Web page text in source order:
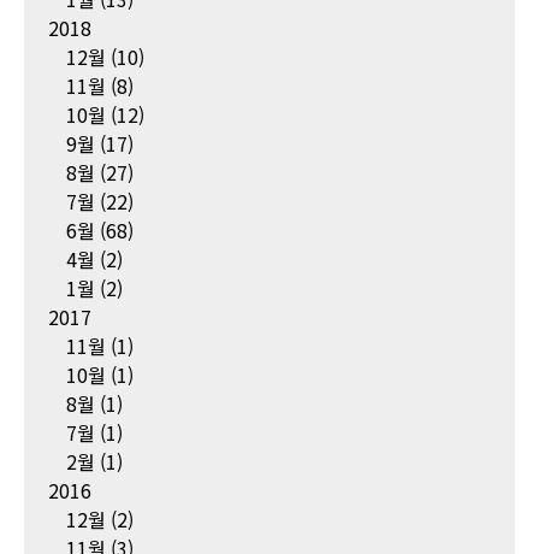
2018
12월 (10)
11월 (8)
10월 (12)
9월 (17)
8월 (27)
7월 (22)
6월 (68)
4월 (2)
1월 (2)
2017
11월 (1)
10월 (1)
8월 (1)
7월 (1)
2월 (1)
2016
12월 (2)
11월 (3)